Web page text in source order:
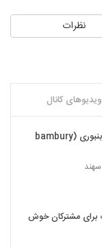
نظرات
ویدیوهای کانال
میکسر بمبوری - بنبوری (bambury
برای مشترکان خوش